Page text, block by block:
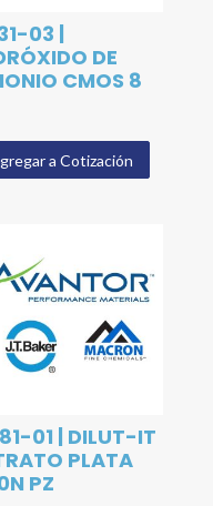
03 |
DE
CMOS 8
a Cotización
01 | DILUT-IT
PLATA
PZ